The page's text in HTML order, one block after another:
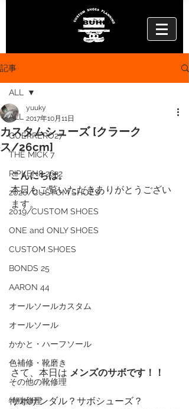
記事
ALL
GUERRERO27
THE MICK 7
RIPKEN8 2632
2020/CUSTOM SHOES
2019/CUSTOM SHOES
ONE and ONLY SHOES
CUSTOM SHOES
BONDS 25
AARON 44
オールソールカスタム
オールソール
かかと・ハーフソール
色補修・靴磨き
その他の靴修理
特殊修理
ALL
カスタムシューズ [クラーク
ス/26cm]
yuuky
2017年10月11日
こんにちは。
本日もご覧いただきありがとうござい
ます。
さて、本日は メンズのサボです！！
サボサンダル？サボシューズ？